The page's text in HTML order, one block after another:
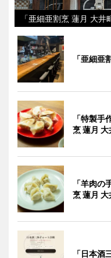
「亜細亜割烹 蓮月 大井
「亜細亜
「特製
烹 蓮月 大
「羊肉
烹 蓮月 大
「日本酒